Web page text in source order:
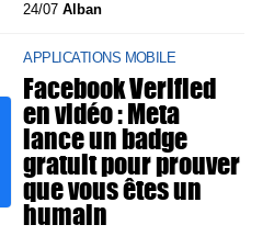
24/07Alban
APPLICATIONS MOBILE
Facebook Verified
en vidéo : Meta
lance un badge
gratuit pour prouver
que vous êtes un
humain